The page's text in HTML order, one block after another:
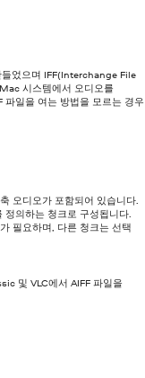
었으며 IFF(Interchange File
시스템에서 오디오를
파일을 여는 방법을 모르는 경우
오디오가 포함되어 있습니다.
의하는 청크로 구성됩니다.
필요하며, 다른 청크는 선택
및 VLC에서 AIFF 파일을